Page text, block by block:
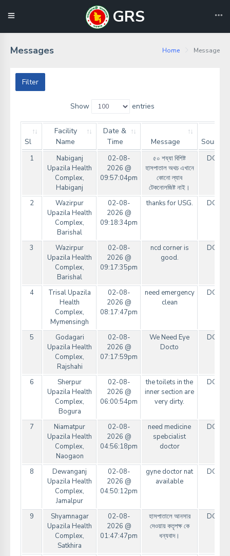
GRS
Messages Home Message
Filter
Show entries
Sl
Facility
Name
Date &
Time
Message Source
1
Nabiganj
Upazila Health
Complex,
Habiganj
02-08-
2026 @
09:57:04pm
৫০ শয্যা বিশিষ্ট
হাসপাতাল অথচ এখানে
কোনো ল্যাব
টেকনোলজিষ্ট নাই।
DGHS
2
Wazirpur
Upazila Health
Complex,
Barishal
02-08-
2026 @
09:18:34pm
thanks for USG. DGHS
3
Wazirpur
Upazila Health
Complex,
Barishal
02-08-
2026 @
09:17:35pm
ncd corner is
good.
DGHS
4
Trisal Upazila
Health
Complex,
Mymensingh
02-08-
2026 @
08:17:47pm
need emergency
clean
DGHS
5
Godagari
Upazila Health
Complex,
Rajshahi
02-08-
2026 @
07:17:59pm
We Need Eye
Docto
DGHS
6
Sherpur
Upazila Health
Complex,
Bogura
02-08-
2026 @
06:00:54pm
the toilets in the
inner section are
very dirty.
DGHS
7
Niamatpur
Upazila Health
Complex,
Naogaon
02-08-
2026 @
04:56:18pm
need medicine
spebcialist
doctor
DGHS
8
Dewanganj
Upazila Health
Complex,
Jamalpur
02-08-
2026 @
04:50:12pm
gyne doctor nat
available
DGHS
9
Shyamnagar
Upazila Health
Complex,
Satkhira
02-08-
2026 @
01:47:47pm
হাসপাতালে আনসার
দেওয়ায় কতৃপক্ষ কে
ধন্যবাদ।
DGHS